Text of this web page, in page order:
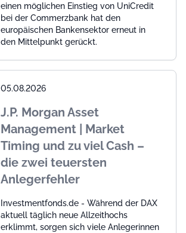
einen möglichen Einstieg von UniCredit
bei der Commerzbank hat den
europäischen Bankensektor erneut in
den Mittelpunkt gerückt.
05.08.2026
J.P. Morgan Asset
Management | Market
Timing und zu viel Cash –
die zwei teuersten
Anlegerfehler
Investmentfonds.de - Während der DAX
aktuell täglich neue Allzeithochs
erklimmt, sorgen sich viele Anlegerinnen